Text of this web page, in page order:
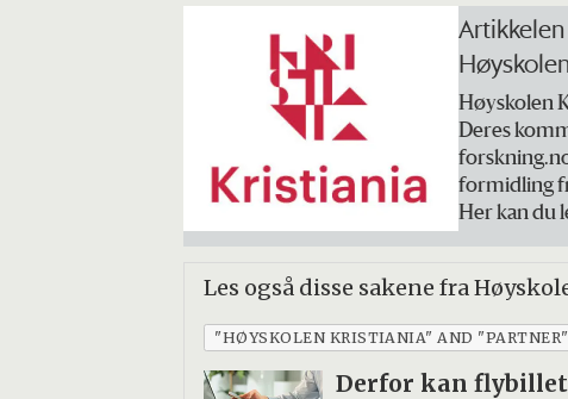
Høyskolen
Deres
formidling
Her kan du
Les også disse sakene fra
"HØYSKOLEN KRISTIANIA" AND "PARTNER"
Derfor kan